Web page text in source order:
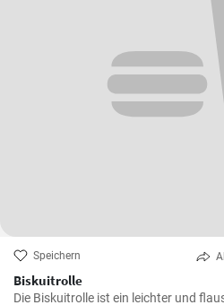
Speichern
Biskuitrolle
Die Biskuitrolle ist ein leichter und